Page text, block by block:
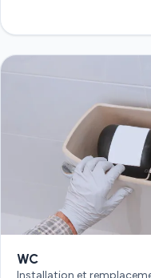
WC
Installation et